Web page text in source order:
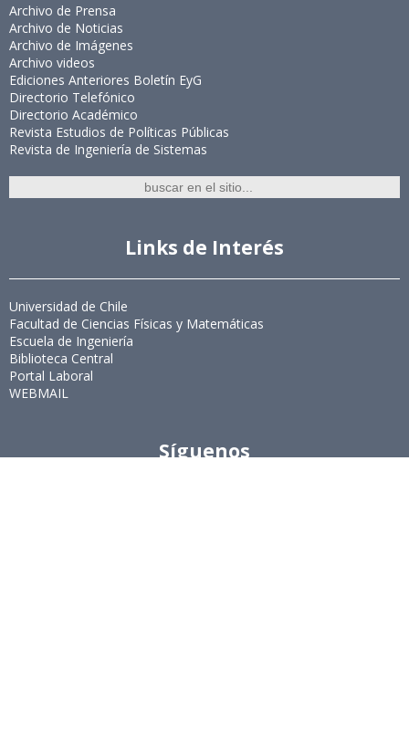
Archivo de Prensa
Archivo de Noticias
Archivo de Imágenes
Archivo videos
Ediciones Anteriores Boletín EyG
Directorio Telefónico
Directorio Académico
Revista Estudios de Políticas Públicas
Revista de Ingeniería de Sistemas
Links de Interés
Universidad de Chile
Facultad de Ciencias Físicas y Matemáticas
Escuela de Ingeniería
Biblioteca Central
Portal Laboral
WEBMAIL
Síguenos